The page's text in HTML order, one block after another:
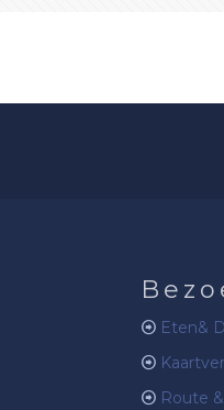
Eten&
Route